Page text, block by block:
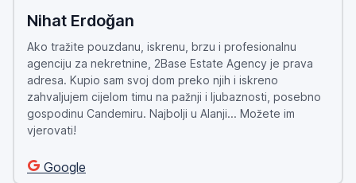
Nihat Erdoğan
Ako tražite pouzdanu, iskrenu, brzu i profesionalnu
agenciju za nekretnine, 2Base Estate Agency je prava
adresa. Kupio sam svoj dom preko njih i iskreno
zahvaljujem cijelom timu na pažnji i ljubaznosti, posebno
gospodinu Candemiru. Najbolji u Alanji... Možete im
vjerovati!
Google